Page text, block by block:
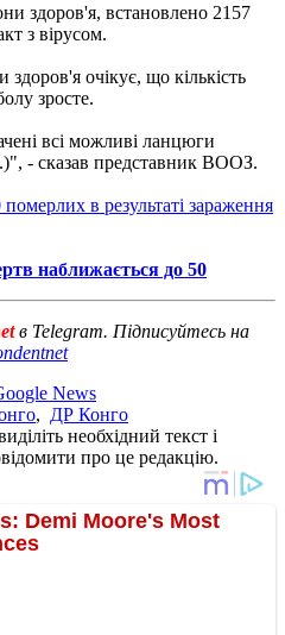
здоров'я, встановлено 2157
з вірусом.
здоров'я очікує, що кількість
зросте.
всі можливі ланцюги
- сказав представник ВООЗ.
в результаті зараження
наближається до 50
в Telegram. Підписуйтесь на
News
, ДР Конго
необхідний текст і
про це редакцію.